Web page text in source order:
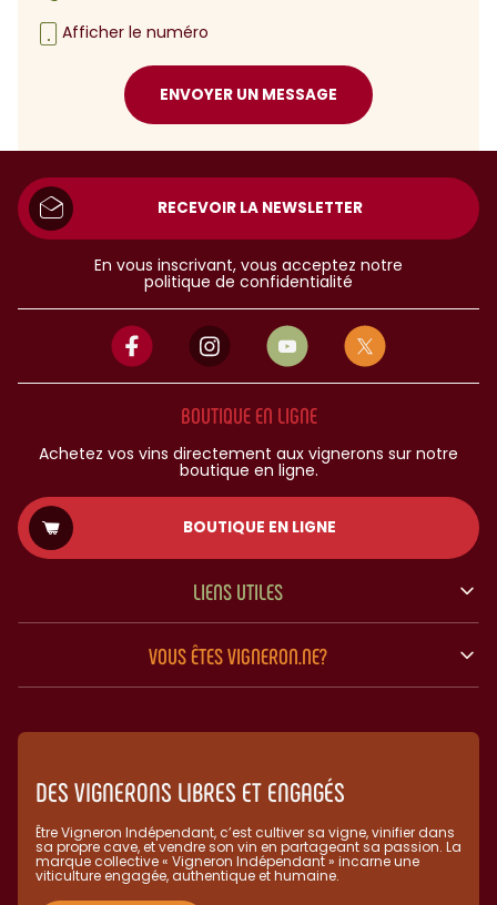
Afficher le numéro
ENVOYER UN MESSAGE
RECEVOIR LA NEWSLETTER
En vous inscrivant, vous acceptez notre
politique de confidentialité
BOUTIQUE EN LIGNE
Achetez vos vins directement aux vignerons sur notre
boutique en ligne.
BOUTIQUE EN LIGNE
LIENS UTILES
VOUS ÊTES VIGNERON.NE?
DES VIGNERONS LIBRES ET ENGAGÉS
Être Vigneron Indépendant, c’est cultiver sa vigne, vinifier dans
sa propre cave, et vendre son vin en partageant sa passion. La
marque collective « Vigneron Indépendant » incarne une
viticulture engagée, authentique et humaine.​